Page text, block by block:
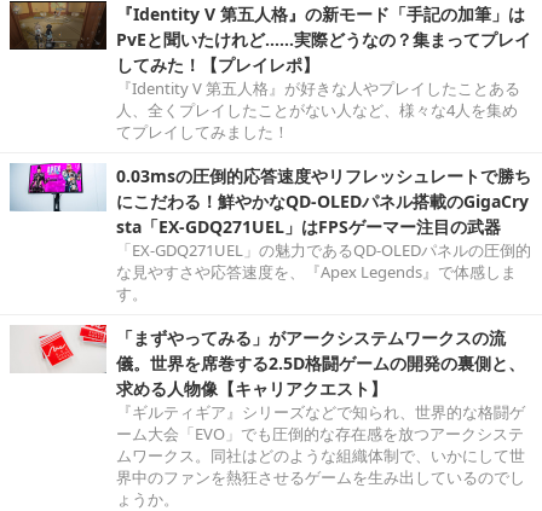
『Identity V 第五人格』の新モード「手記の加筆」は
PvEと聞いたけれど……実際どうなの？集まってプレイ
してみた！【プレイレポ】
『Identity V 第五人格』が好きな人やプレイしたことある
人、全くプレイしたことがない人など、様々な4人を集め
てプレイしてみました！
0.03msの圧倒的応答速度やリフレッシュレートで勝ち
にこだわる！鮮やかなQD-OLEDパネル搭載のGigaCry
sta「EX-GDQ271UEL」はFPSゲーマー注目の武器
「EX-GDQ271UEL」の魅力であるQD-OLEDパネルの圧倒的
な見やすさや応答速度を、『Apex Legends』で体感しま
す。
「まずやってみる」がアークシステムワークスの流
儀。世界を席巻する2.5D格闘ゲームの開発の裏側と、
求める人物像【キャリアクエスト】
『ギルティギア』シリーズなどで知られ、世界的な格闘ゲ
ーム大会「EVO」でも圧倒的な存在感を放つアークシステ
ムワークス。同社はどのような組織体制で、いかにして世
界中のファンを熱狂させるゲームを生み出しているのでし
ょうか。